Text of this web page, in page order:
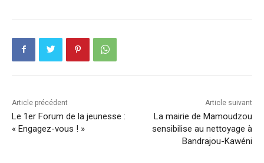
Article précédent
Le 1er Forum de la jeunesse :
« Engagez-vous ! »
Article suivant
La mairie de Mamoudzou
sensibilise au nettoyage à
Bandrajou-Kawéni